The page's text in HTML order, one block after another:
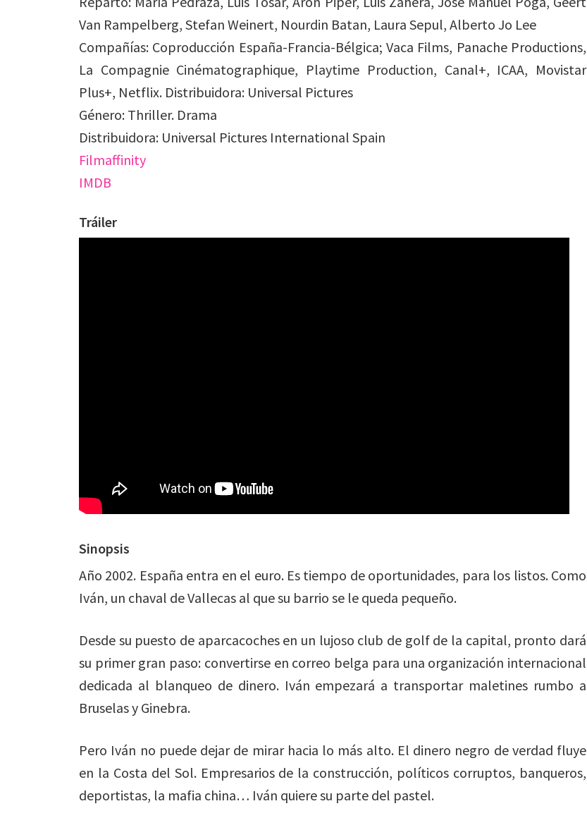
Van Rampelberg, Stefan Weinert, Nourdin Batan, Laura Sepul, Alberto Jo Lee
Compañías: Coproducción España-Francia-Bélgica; Vaca Films, Panache Productions,
La Compagnie Cinématographique, Playtime Production, Canal+, ICAA, Movistar
Plus+, Netflix. Distribuidora: Universal Pictures
Género: Thriller. Drama
Distribuidora: Universal Pictures International Spain
Filmaffinity
IMDB
Tráiler
Sinopsis
Año 2002. España entra en el euro. Es tiempo de oportunidades, para los listos. Como
Iván, un chaval de Vallecas al que su barrio se le queda pequeño.
Desde su puesto de aparcacoches en un lujoso club de golf de la capital, pronto dará
su primer gran paso: convertirse en correo belga para una organización internacional
dedicada al blanqueo de dinero. Iván empezará a transportar maletines rumbo a
Bruselas y Ginebra.
Pero Iván no puede dejar de mirar hacia lo más alto. El dinero negro de verdad fluye
en la Costa del Sol. Empresarios de la construcción, políticos corruptos, banqueros,
deportistas, la mafia china… Iván quiere su parte del pastel.